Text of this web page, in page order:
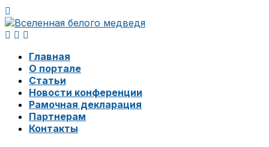
Главная
О портале
Статьи
Новости конференции
Рамочная декларация
Партнерам
Контакты